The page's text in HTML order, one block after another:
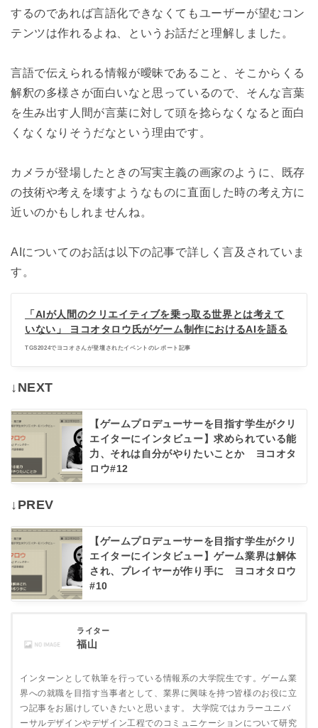
するのであれば言語化できなくてもユーザーが望むコン
テンツは作れるよね、というお話だと理解しました。
言語で伝えられる情報が曖昧であること、そこからくる
解釈の多様さが面白いなと思っているので、そんな言葉
を生み出す人間が言葉に対して頭を捻らなくなると面白
くなくなりそうだなという理由です。
カメラが登場したときの写実主義の画家のように、既存
の技術や考えを壊すようなものに直面した時の考え方に
近いのかもしれませんね。
AIについてのお話は以下の記事で詳しく言及されていま
す。
「AIが人間のクリエイティブを乗っ取る世界とは考えて
いない」 ヨコオタロウ氏がゲーム制作におけるAIを語る
TGS2024でヨコオさんが登壇されたイベントのレポート記事
↓NEXT
【ゲームプロデューサーを目指す学生がクリ
エイターにインタビュー】求められている能
力、それは自分がやりたいことか ヨコオタ
ロウ#12
↓PREV
【ゲームプロデューサーを目指す学生がクリ
エイターにインタビュー】ゲーム業界は解体
され、プレイヤーが作り手に ヨコオタロウ
#10
ライター
福山
インターンとして執筆を行っている情報系の大学院生です。ゲーム業
界への就職を目指す当事者として、業界に興味を持つ皆様のお役に立
つ記事をお届けしていきたいと思います。 大学院ではカラーユニバ
ーサルデザインやデザイン工程でのコミュニケーションについて研究